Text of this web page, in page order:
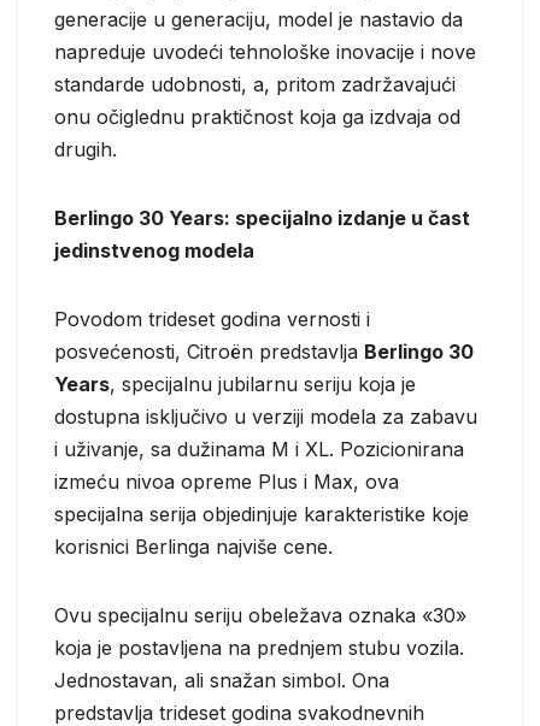
generacije u generaciju, model je nastavio da
napreduje uvodeći tehnološke inovacije i nove
standarde udobnosti, a, pritom zadržavajući
onu očiglednu praktičnost koja ga izdvaja od
drugih.
Berlingo 30 Years: specijalno izdanje u čast
jedinstvenog modela
Povodom trideset godina vernosti i
posvećenosti, Citroën predstavlja Berlingo 30
Years, specijalnu jubilarnu seriju koja je
dostupna isključivo u verziji modela za zabavu
i uživanje, sa dužinama M i XL. Pozicionirana
izmeću nivoa opreme Plus i Max, ova
specijalna serija objedinjuje karakteristike koje
korisnici Berlinga najviše cene.
Ovu specijalnu seriju obeležava oznaka «30»
koja je postavljena na prednjem stubu vozila.
Jednostavan, ali snažan simbol. Ona
predstavlja trideset godina svakodnevnih